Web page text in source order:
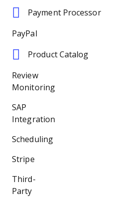
Payment Processor
PayPal
Product Catalog
Review
Monitoring
SAP
Integration
Scheduling
Stripe
Third-
Party